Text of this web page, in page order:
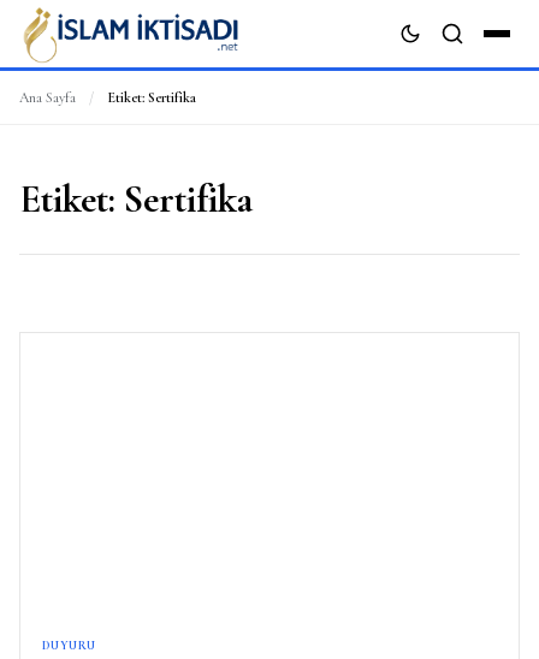
Ana Sayfa / Etiket: Sertifika
Etiket: Sertifika
DUYURU